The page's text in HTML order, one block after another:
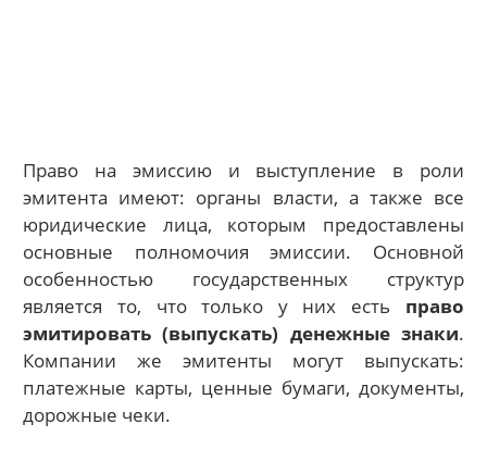
Право на эмиссию и выступление в роли
эмитента имеют: органы власти, а также все
юридические лица, которым предоставлены
основные полномочия эмиссии. Основной
особенностью государственных структур
является то, что только у них есть право
эмитировать (выпускать) денежные знаки.
Компании же эмитенты могут выпускать:
платежные карты, ценные бумаги, документы,
дорожные чеки.